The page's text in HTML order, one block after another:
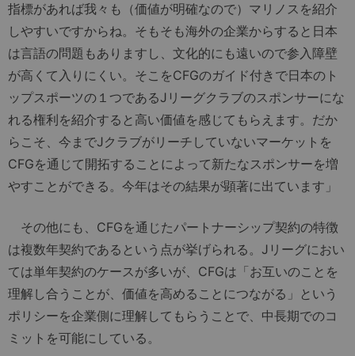
指標があれば我々も（価値が明確なので）マリノスを紹介
しやすいですからね。そもそも海外の企業からすると日本
は言語の問題もありますし、文化的にも遠いので参入障壁
が高くて入りにくい。そこをCFGのガイド付きで日本のト
ップスポーツの１つであるJリーグクラブのスポンサーにな
れる権利を紹介すると高い価値を感じてもらえます。だか
らこそ、今までJクラブがリーチしていないマーケットを
CFGを通じて開拓することによって新たなスポンサーを増
やすことができる。今年はその結果が顕著に出ています」
その他にも、CFGを通じたパートナーシップ契約の特徴
は複数年契約であるという点が挙げられる。Jリーグにおい
ては単年契約のケースが多いが、CFGは「お互いのことを
理解し合うことが、価値を高めることにつながる」という
ポリシーを企業側に理解してもらうことで、中長期でのコ
ミットを可能にしている。